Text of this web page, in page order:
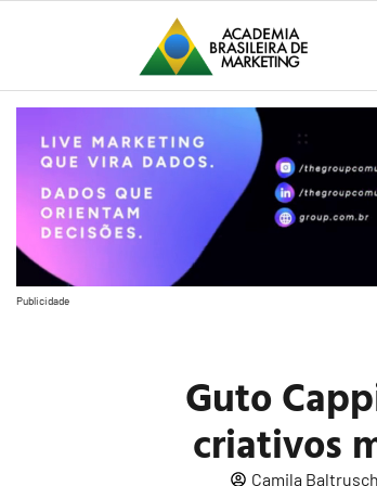
Publicidade
Guto
criativos
Camila Baltrusch